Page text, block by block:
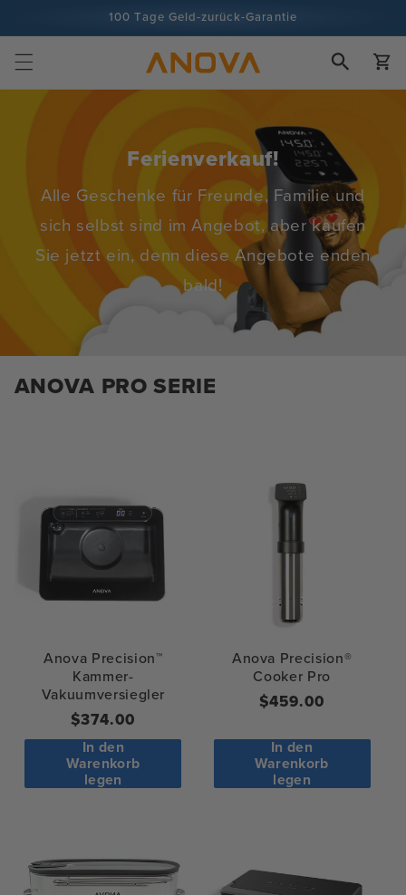
100 Tage Geld-zurück-Garantie
Über 100 Millionen Köche, Tendenz steigend
Wagen
Ferienverkauf!
Alle Geschenke für Freunde, Familie und
sich selbst sind im Angebot, aber kaufen
Sie jetzt ein, denn diese Angebote enden
bald!
ANOVA PRO SERIE
Anova Precision™
Kammer-
Vakuumversiegler
Regulärer
Preis
$374.00
In den
Warenkorb
legen
Anova Precision®
Cooker Pro
Regulärer
$459.00
In den
Warenkorb
legen